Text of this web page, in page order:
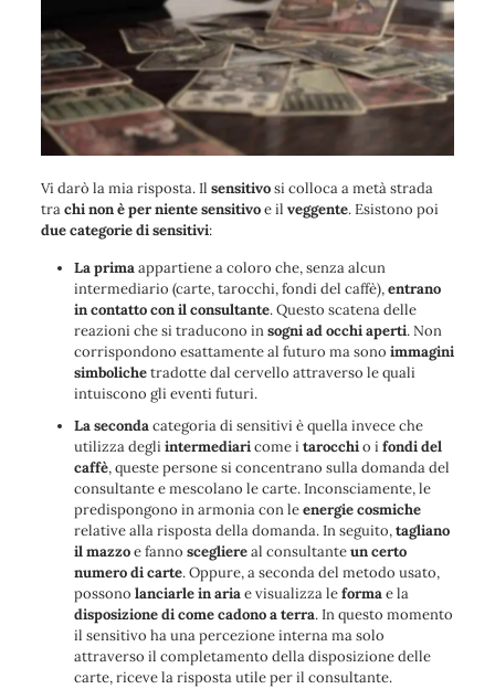
Vi darò la mia risposta. Il sensitivosi colloca a metà strada
trachi non è per niente sensitivoe il veggente. Esistono poi
due categorie di sensitivi:
La primaappartiene a coloro che, senza alcun
intermediario (carte, tarocchi, fondi del caffè),entrano
in contatto con il consultante. Questo scatena delle
reazioni che si traducono insogni ad occhi aperti. Non
corrispondono esattamente al futuro ma sono immagini
simbolichetradotte dal cervello attraverso le quali
intuiscono gli eventi futuri.
La secondacategoria di sensitivi è quella invece che
utilizza degliintermediaricome itarocchio ifondi del
caffè, queste persone si concentrano sulla domanda del
consultante e mescolano le carte. Inconsciamente, le
predispongono in armonia con leenergie cosmiche
relative alla risposta della domanda. In seguito,tagliano
il mazzoe fanno scegliereal consultanteun certo
numero di carte. Oppure, a seconda del metodo usato,
possono lanciarle in ariae visualizza leformae la
disposizione di come cadono a terra. In questo momento
il sensitivo ha una percezione interna ma solo
attraverso il completamento della disposizione delle
carte, riceve la risposta utile per il consultante.